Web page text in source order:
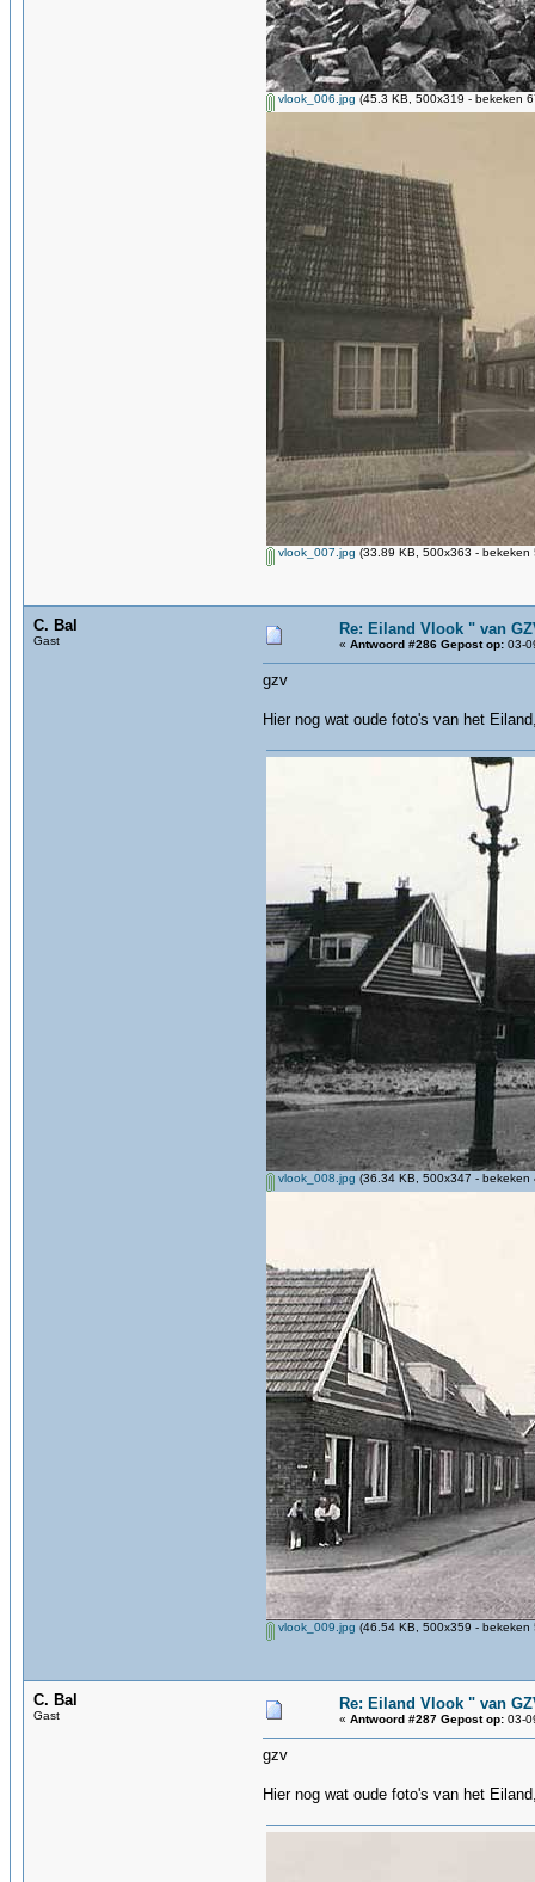
vlook_006.jpg (45.3 KB, 500x319 - bekeken
vlook_007.jpg (33.89 KB, 500x363 - bekeken
C. Bal
Gast
Re: Eiland Vlook " van
« Antwoord #286 Gepost op: 03-
gzv
Hier nog wat oude foto's van het
vlook_008.jpg (36.34 KB, 500x347 - bekeken
vlook_009.jpg (46.54 KB, 500x359 - bekeken
C. Bal
Gast
Re: Eiland Vlook " van
« Antwoord #287 Gepost op: 03-
gzv
Hier nog wat oude foto's van het